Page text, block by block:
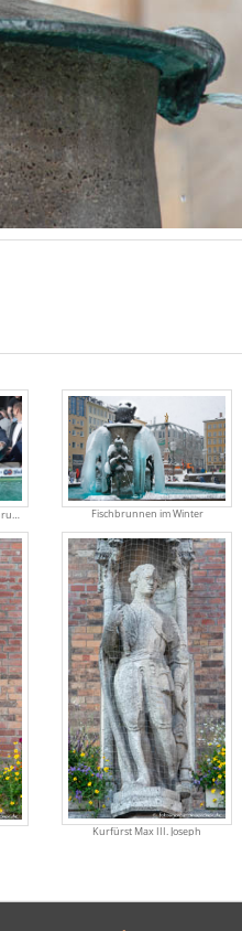
Fischbrunnen im Winter
Kurfürst Max III. Joseph